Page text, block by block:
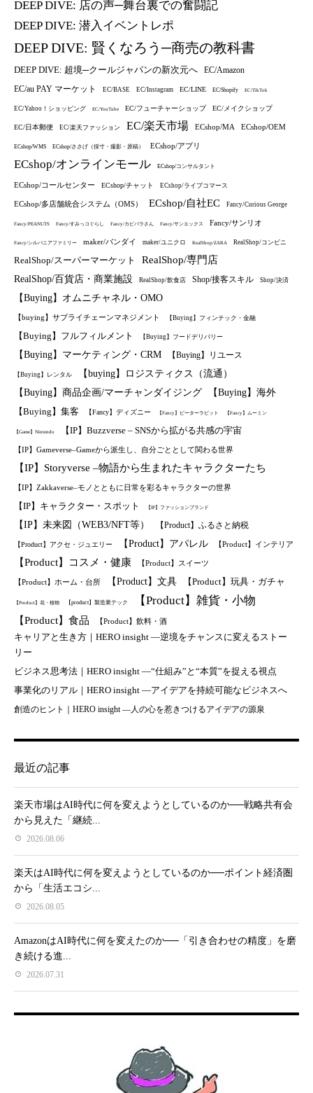
DEEP DIVE: 店の声─舞台裏での奮闘記
DEEP DIVE: 潜入イベントレポ
DEEP DIVE: 賢くなろう─商売の教科書
DEEP DIVE: 超境─クールジャパンの新次元へ EC/Amazon
EC/au PAY マーケット EC/BASE EC/Instagram EC/LINE EC/Shopify EC/TikTok
EC/Yahoo！ショッピング EC/YouTube EC/フューチャーショップ EC/メイクショップ
EC/日本郵便 EC/楽天ファッション EC/楽天市場 ECshop/MA ECshop/OEM
ECshop/WMS ECshop/ささげ（採寸・撮影・原稿） ECshop/アプリ
ECshop/オンラインモール ECshop/コンサルタント
ECshop/コールセンター ECshop/チャット ECshop/ライブコマース
ECshop/多店舗統合システム（OMS） ECshop/自社EC Fancy/Curious George
Fancy/PEANUTS Fancy/すみっコぐらし Fancy/カピバラさん Fancy/サンエックス Fancy/サンリオ
Fancy/シルバニアファミリー maker/バンダイ maker/ユニクロ RealShop/ZARA RealShop/コンビニ
RealShop/スーパーマーケット RealShop/専門店
RealShop/百貨店・商業施設 RealShop/飲食店 Shop/接客スキル Shop/決済
【Buying】オムニチャネル・OMO
【buying】サプライチェーンマネジメント 【Buying】フィンテック・金融
【Buying】フルフィルメント 【Buying】フードデリバリー
【Buying】マーケティング・CRM 【Buying】リユース
【Buying】レンタル
【buying】ロジスティクス（流通）
【Buying】商品企画/マーチャンダイジング
【Buying】海外
【Buying】集客
【Fancy】ディズニー 【Fancy】ピーターラビット 【Fancy】ムーミン
【Game】Nintendo 【IP】Buzzverse – SNSから拡がる共感の宇宙
【IP】Gameverse–Gameから派生し、自分ごととして関わる世界
【IP】Storyverse –物語から生まれたキャラクターたち
【IP】Zakkaverse–モノとともに日常を彩るキャラクターの世界
【IP】キャラクター・スポット 【IP】ファッションブランド
【IP】未来図（WEB3/NFT等） 【Product】ふるさと納税
【Product】アクセ・ジュエリー 【Product】アパレル 【Product】インテリア
【Product】コスメ・健康 【Product】スイーツ
【Product】ホーム・台所 【Product】文具 【Product】玩具・ガチャ
【Product】花・植物 【product】製造業テック 【Product】雑貨・小物
【Product】食品 【Product】飲料・酒
キャリアと生き方｜HERO insight —逆境をチャンスに変えるストー
リー
ビジネス思考法｜HERO insight —“仕組み”と“本質”を捉える視点
事業化のリアル｜HERO insight —アイデアを持続可能なビジネスへ
創造のヒント｜HERO insight —人の心を惹きつけるアイデアの源泉
最近の記事
楽天市場はAI時代に何を変えようとしているのか──戦略共有会
から見えた「継続...
2026.08.06
楽天はAI時代に何を変えようとしているのか──ポイント経済圏
から「生活エコシ...
2026.08.05
AmazonはAI時代に何を変えたのか──「引き合わせの精度」を磨
き続ける進...
2026.07.31